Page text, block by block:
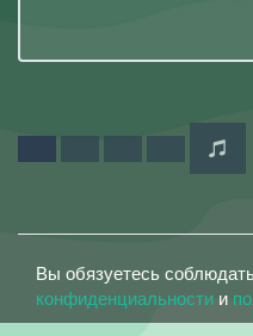
Вы обязуетесь
конфиденциальности и